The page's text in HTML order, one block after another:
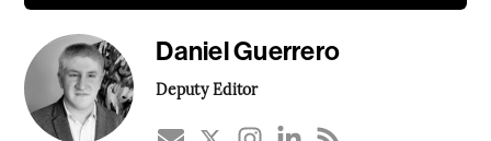
Daniel Guerrero
Deputy Editor